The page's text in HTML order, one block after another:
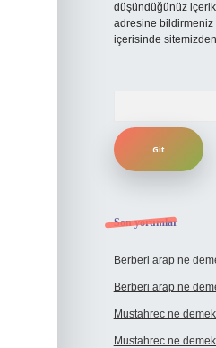
düşündüğünüz
adresine
içerisinde sitemizden
Son yorumlar
Berberi arap ne
Berberi arap ne
Mustahrec ne
Mustahrec ne